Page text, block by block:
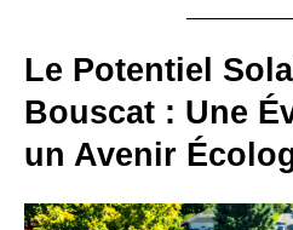
Le Potentiel
Bouscat : Une
un Avenir